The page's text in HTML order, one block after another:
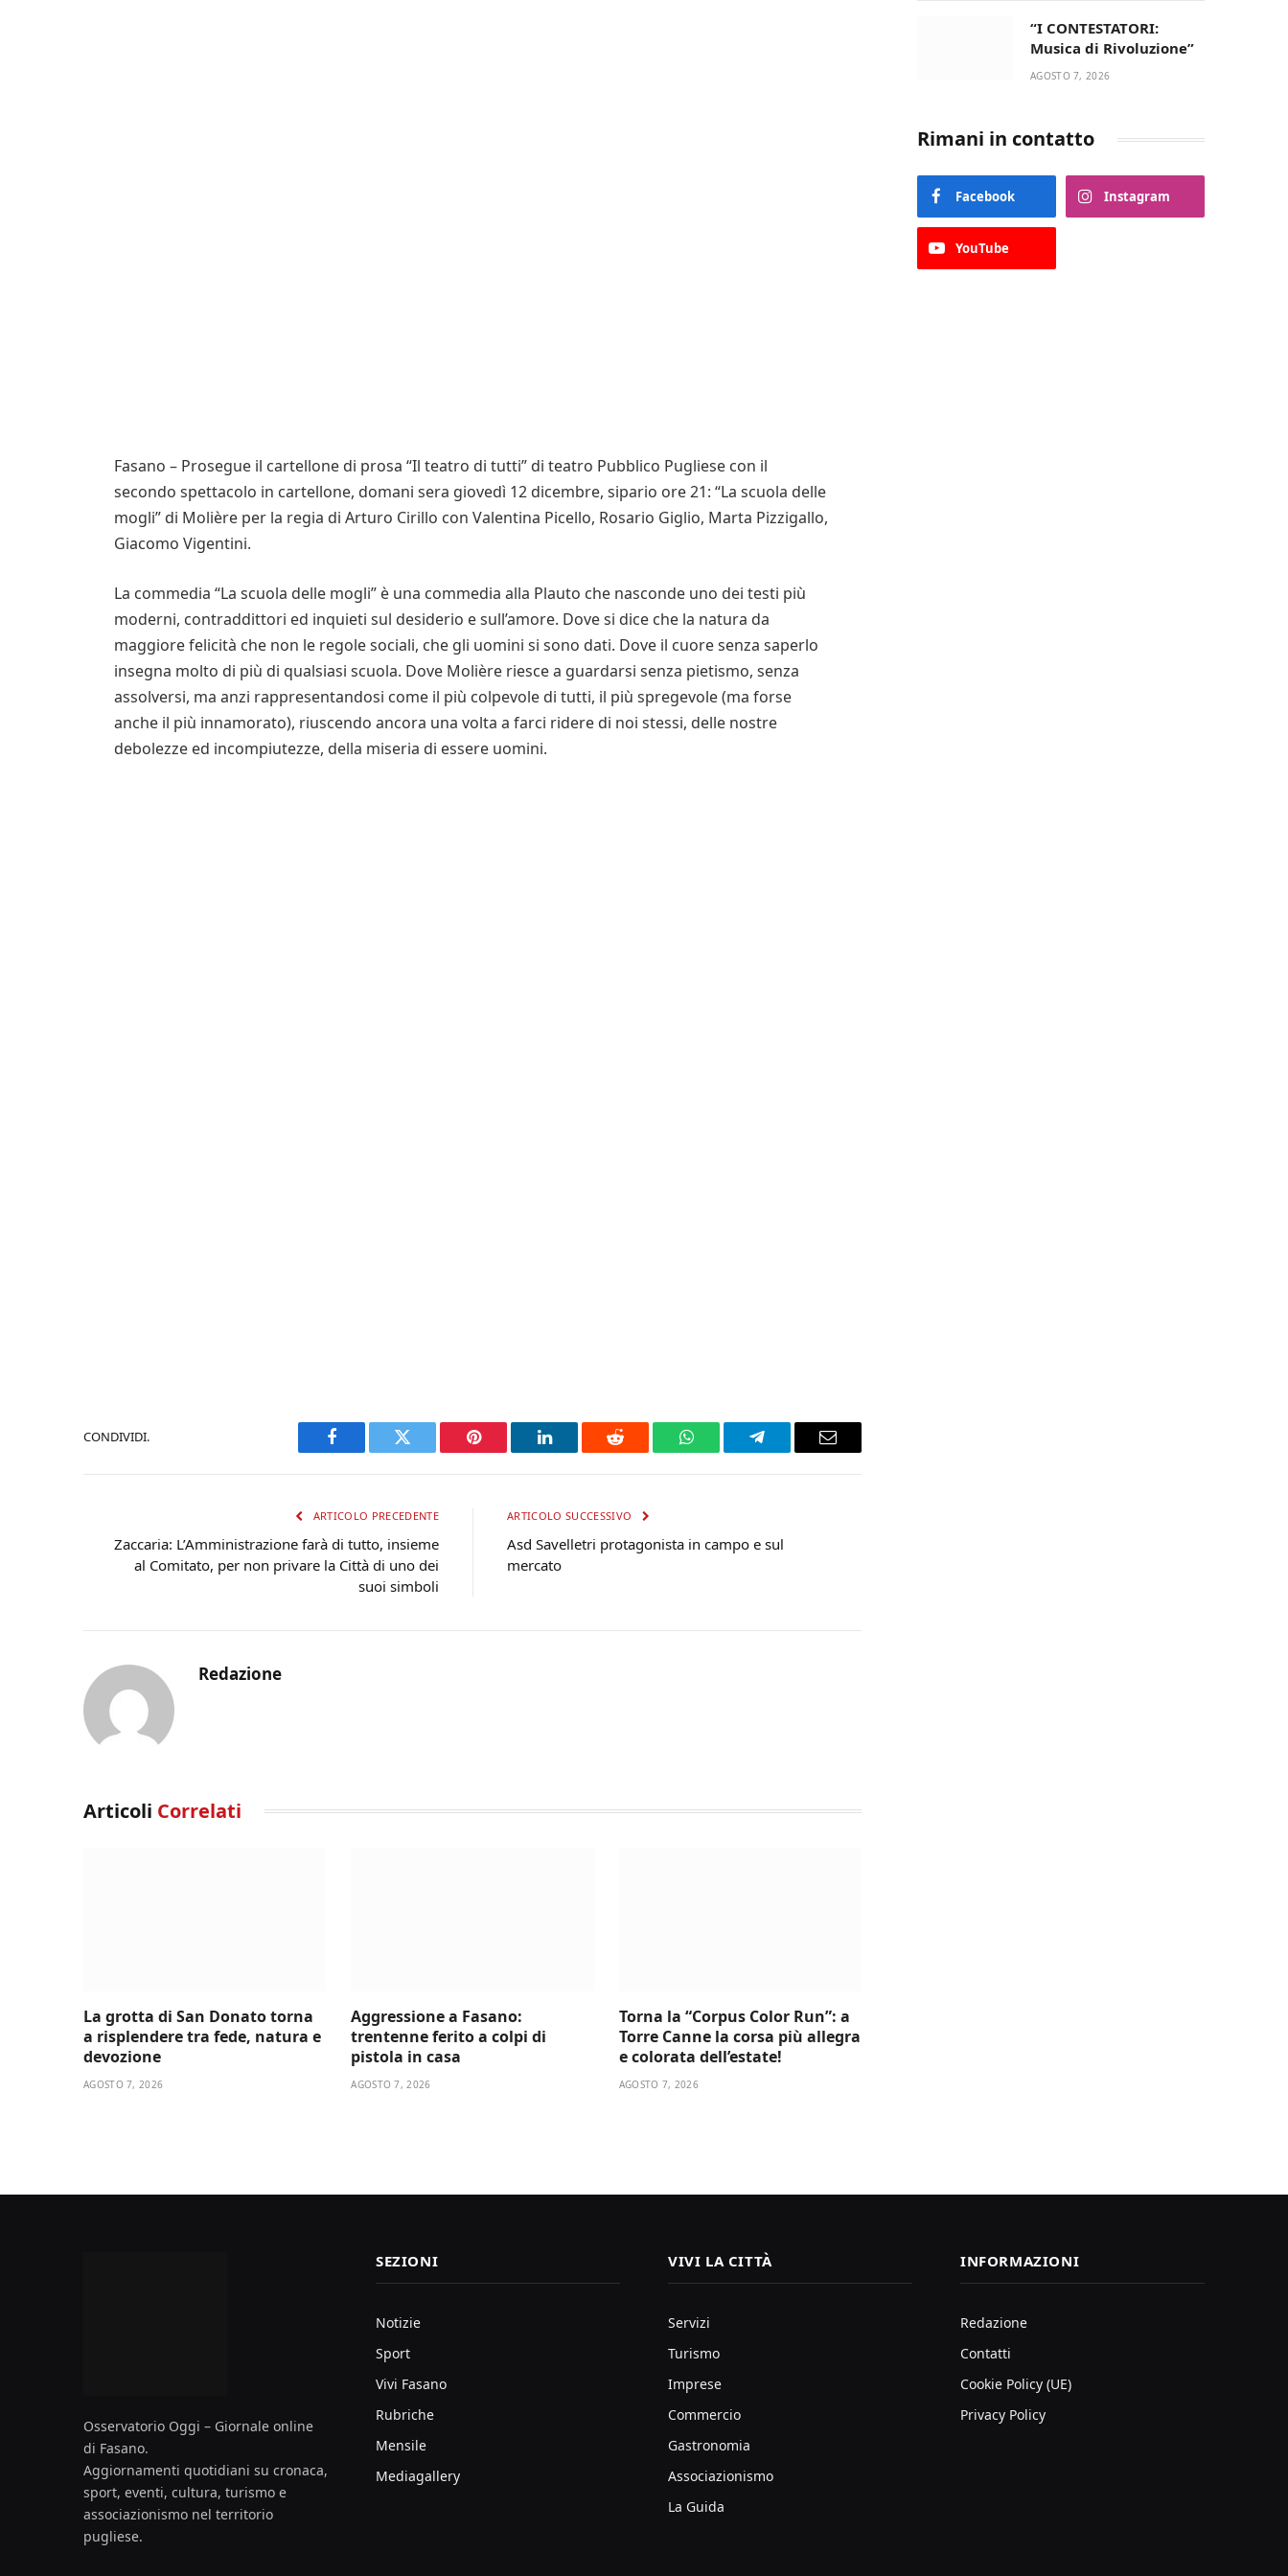
Fasano – Prosegue il cartellone di prosa “Il teatro di tutti” di teatro Pubblico Pugliese con il
secondo spettacolo in cartellone, domani sera giovedì 12 dicembre, sipario ore 21: “La scuola delle
mogli” di Molière per la regia di Arturo Cirillo con Valentina Picello, Rosario Giglio, Marta Pizzigallo,
Giacomo Vigentini.
La commedia “La scuola delle mogli” è una commedia alla Plauto che nasconde uno dei testi più
moderni, contraddittori ed inquieti sul desiderio e sull’amore. Dove si dice che la natura da
maggiore felicità che non le regole sociali, che gli uomini si sono dati. Dove il cuore senza saperlo
insegna molto di più di qualsiasi scuola. Dove Molière riesce a guardarsi senza pietismo, senza
assolversi, ma anzi rappresentandosi come il più colpevole di tutti, il più spregevole (ma forse
anche il più innamorato), riuscendo ancora una volta a farci ridere di noi stessi, delle nostre
debolezze ed incompiutezze, della miseria di essere uomini.
CONDIVIDI.
Facebook Twitter Pinterest LinkedIn Reddit WhatsAppTelegram Email
ARTICOLO PRECEDENTE
Zaccaria: L’Amministrazione farà di tutto, insieme
al Comitato, per non privare la Città di uno dei
suoi simboli
ARTICOLO SUCCESSIVO
Asd Savelletri protagonista in campo e sul
mercato
Redazione
Articoli Correlati
La grotta di San Donato torna
a risplendere tra fede, natura e
devozione
AGOSTO 7, 2026
Aggressione a Fasano:
trentenne ferito a colpi di
pistola in casa
AGOSTO 7, 2026
Torna la “Corpus Color Run”: a
Torre Canne la corsa più allegra
e colorata dell’estate!
AGOSTO 7, 2026
“I CONTESTATORI:
Musica di Rivoluzione”
AGOSTO 7, 2026
Rimani in contatto
Facebook Instagram
YouTube
Osservatorio Oggi – Giornale online
di Fasano.
Aggiornamenti quotidiani su cronaca,
sport, eventi, cultura, turismo e
associazionismo nel territorio
pugliese.
SEZIONI
Notizie
Sport
Vivi Fasano
Rubriche
Mensile
Mediagallery
VIVI LA CITTÀ
Servizi
Turismo
Imprese
Commercio
Gastronomia
Associazionismo
La Guida
INFORMAZIONI
Redazione
Contatti
Cookie Policy (UE)
Privacy Policy